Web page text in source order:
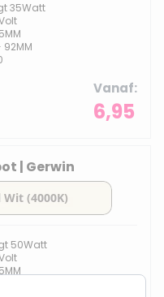
35Watt
Vanaf
6,95
| Gerwin
50Watt